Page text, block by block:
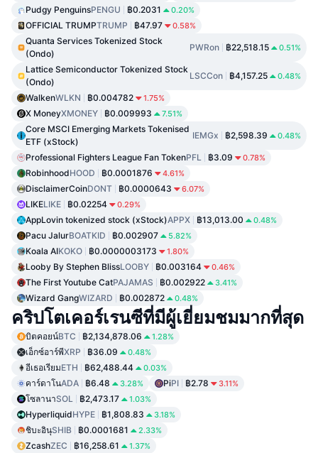
Pudgy PenguinsPENGU ฿0.2031 0.20%
OFFICIAL TRUMPTRUMP ฿47.97 0.58%
Quanta Services Tokenized Stock
(Ondo)
PWRon ฿22,518.15 0.51%
Lattice Semiconductor Tokenized Stock
(Ondo)
LSCCon ฿4,157.25 0.48%
WalkenWLKN ฿0.004782 1.75%
X MoneyXMONEY ฿0.009993 7.51%
Core MSCI Emerging Markets Tokenised
ETF (xStock)
IEMGx ฿2,598.39 0.48%
Professional Fighters League Fan TokenPFL ฿3.09 0.78%
RobinhoodHOOD ฿0.0001876 4.61%
DisclaimerCoinDONT ฿0.0000643 6.07%
LIKELIKE ฿0.02254 0.29%
AppLovin tokenized stock (xStock)APPX ฿13,013.00 0.48%
Pacu JalurBOATKID ฿0.002907 5.82%
Koala AIKOKO ฿0.0000003173 1.80%
Looby By Stephen BlissLOOBY ฿0.003164 0.46%
The First Youtube CatPAJAMAS ฿0.002922 3.41%
Wizard GangWIZARD ฿0.002872 0.48%
คริปโตเคอร์เรนซีที่มีผู้เยี่ยมชมมากที่สุด
บิตคอยน์BTC ฿2,134,878.06 1.28%
เอ็กซ์อาร์พีXRP ฿36.09 0.48%
อีเธอเรียมETH ฿62,488.44 0.03%
คาร์ดาโนADA ฿6.48 3.28% PiPI ฿2.78 3.11%
โซลานาSOL ฿2,473.17 1.03%
HyperliquidHYPE ฿1,808.83 3.18%
ชิบะอินุSHIB ฿0.0001681 2.33%
ZcashZEC ฿16,258.61 1.37%